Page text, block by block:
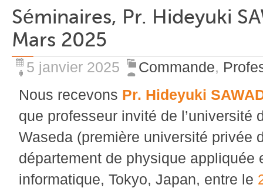
Developments
Plateformes
Reputation
Publications
Carbon Care
Power Electronics
Power System
International
Séminaires, Pr. Hideyuki
Mars 2025
5 janvier 2025 Commande,
Nous recevons Pr. Hideyuki
que professeur invité de l’université
Waseda (première université privée
département de physique appliquée
informatique, Tokyo, Japan, entre le